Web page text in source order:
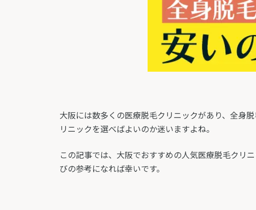
大阪には数多くの医療脱毛クリニックがあり、全身
リニックを選べばよいのか迷いますよね。
この記事では、大阪でおすすめの人気医療脱毛クリ
びの参考になれば幸いです。